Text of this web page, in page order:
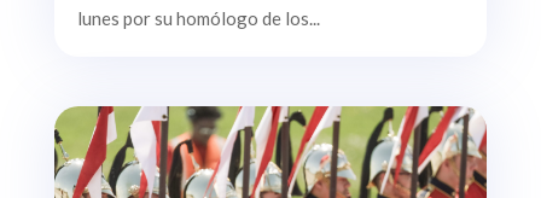
lunes por su homólogo de los...